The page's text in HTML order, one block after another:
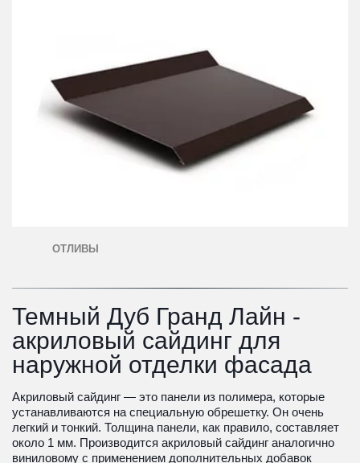
ОТЛИВЫ
Темный Дуб Гранд Лайн -
акриловый сайдинг для
наружной отделки фасада
Акриловый сайдинг — это панели из полимера, которые
устанавливаются на специальную обрешетку. Он очень
легкий и тонкий. Толщина панели, как правило, составляет
около 1 мм. Производится акриловый сайдинг аналогично
виниловому с применением дополнительных добавок